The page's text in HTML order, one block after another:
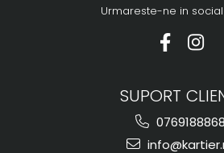
Urmareste-ne in
SUPORT
0769188868